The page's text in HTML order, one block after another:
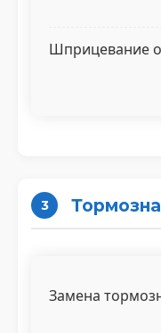
Шприцевание
3
Замена